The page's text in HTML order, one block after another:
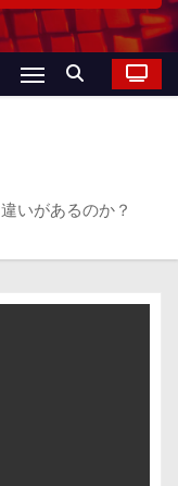
いがあるのか？